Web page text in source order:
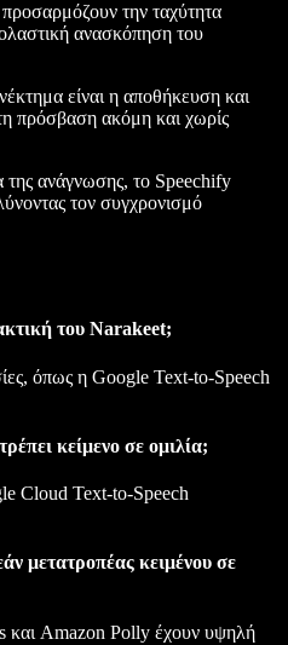
την ταχύτητα
ανασκόπηση του
είναι η αποθήκευση και
πρόσβαση ακόμη και χωρίς
ανάγνωσης, το Speechify
τον συγχρονισμό
του Narakeet;
όπως η Google Text-to-Speech
κείμενο σε ομιλία;
Cloud Text-to-Speech
μετατροπέας κειμένου σε
και Amazon Polly έχουν υψηλή